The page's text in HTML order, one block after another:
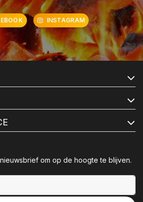
INSTAGRAM
om op de hoogte te blijven.